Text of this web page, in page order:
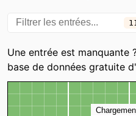
Le Repère
Un Autre Chemin
Catégories
Une entrée est manquante
base de données gratuite d'
Carte